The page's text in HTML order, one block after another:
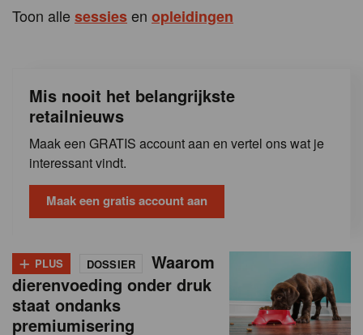
Toon allesessiesen opleidingen
Mis nooit het belangrijkste
retailnieuws
Maak een GRATIS account aan en vertel ons wat je
interessant vindt.
Maak een gratis account aan
+ PLUS DOSSIER
Waarom
dierenvoeding onder druk
staat ondanks
premiumisering